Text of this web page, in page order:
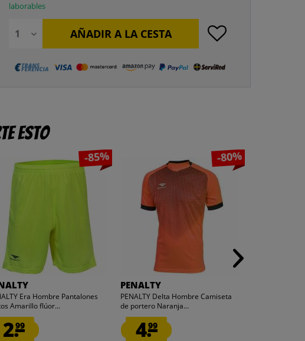
laborables
AÑADIR A LA CESTA
esto
-85%
Era Hombre Pantalones
Amarillo flúor...
2.99
-80%
PENALTY
PENALTY Delta Hombre Camiseta
de portero Naranja...
4.99